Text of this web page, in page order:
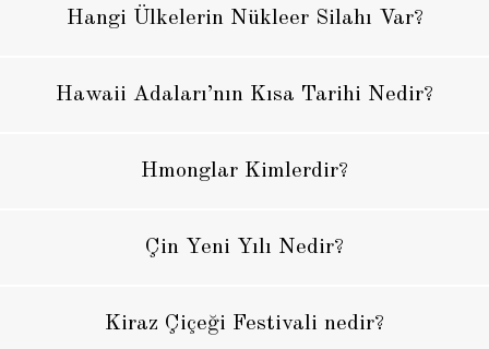
Hangi Ülkelerin Nükleer Silahı Var?
Hawaii Adaları’nın Kısa Tarihi Nedir?
Hmonglar Kimlerdir?
Çin Yeni Yılı Nedir?
Kiraz Çiçeği Festivali nedir?